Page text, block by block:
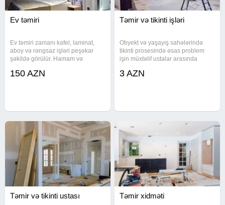
Ev təmiri
Ev təmiri zamanı kafel, laminat,
aboy və rəngsaz işləri peşəkar
şəkildə görülür. Hamam və
hissələr yenilənir. Döşəmə
150 AZN
Təmir və tikinti işləri
Obyekt və yaşayış sahələrində
tikinti prosesində əsas problem
işin müxtəlif ustalar arasında
düşməsidir. Biz bütün işləri bir
3 AZN
Təmir və tikinti ustası Təmir xidməti